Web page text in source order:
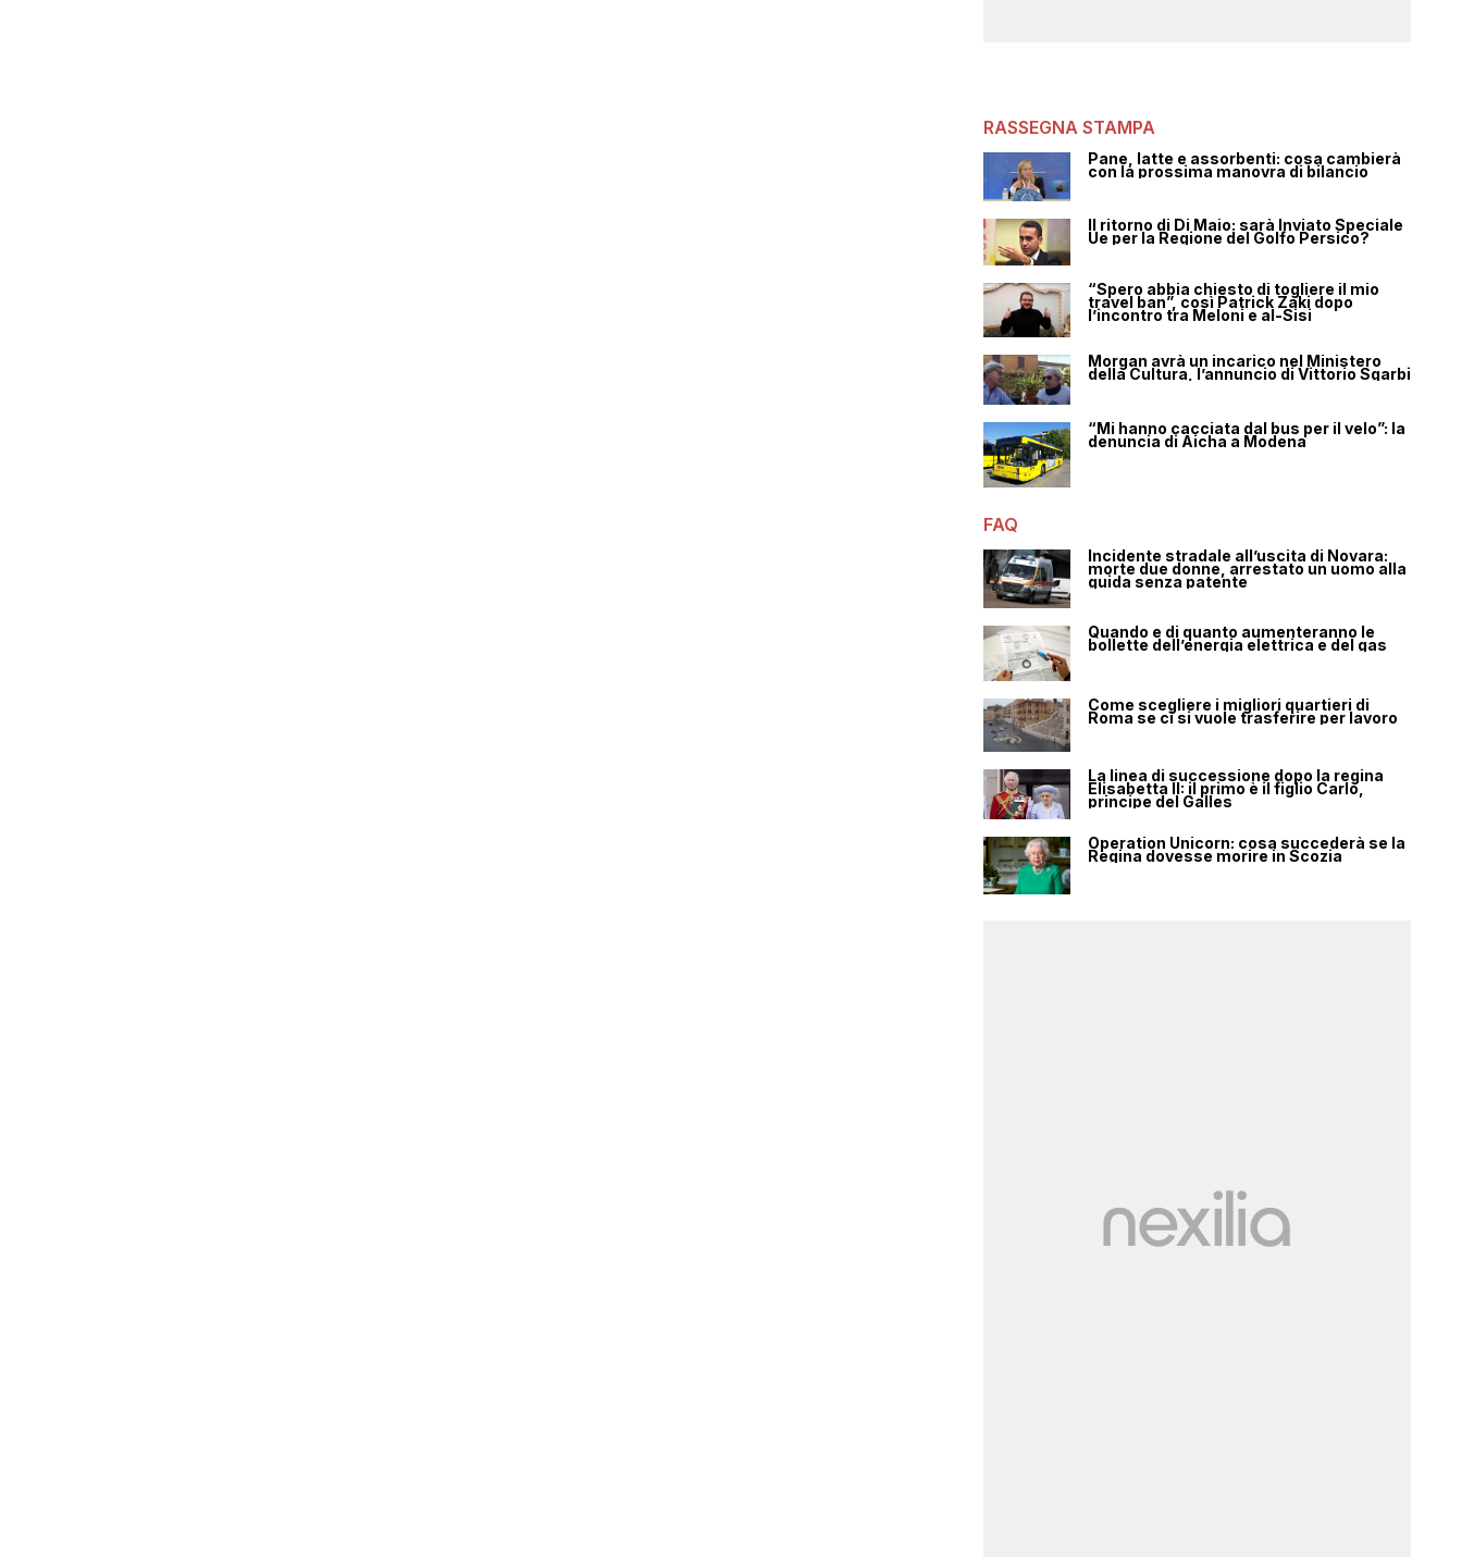
RASSEGNA STAMPA
Pane, latte e assorbenti: cosa cambierà
con la prossima manovra di bilancio
Il ritorno di Di Maio: sarà Inviato Speciale
Ue per la Regione del Golfo Persico?
“Spero abbia chiesto di togliere il mio
travel ban”, così Patrick Zaki dopo
l’incontro tra Meloni e al-Sisi
Morgan avrà un incarico nel Ministero
della Cultura, l’annuncio di Vittorio Sgarbi
“Mi hanno cacciata dal bus per il velo”: la
denuncia di Aicha a Modena
FAQ
Incidente stradale all’uscita di Novara:
morte due donne, arrestato un uomo alla
guida senza patente
Quando e di quanto aumenteranno le
bollette dell’energia elettrica e del gas
Come scegliere i migliori quartieri di
Roma se ci si vuole trasferire per lavoro
La linea di successione dopo la regina
Elisabetta II: il primo è il figlio Carlo,
principe del Galles
Operation Unicorn: cosa succederà se la
Regina dovesse morire in Scozia